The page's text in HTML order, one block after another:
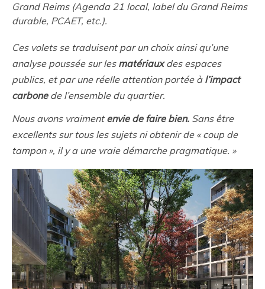
Grand Reims (Agenda 21 local, label du Grand Reims
durable, PCAET, etc.).
Ces volets se traduisent par un choix ainsi qu’une
analyse poussée sur les matériauxdes espaces
publics, et par une réelle attention portée à l’impact
carbone de l’ensemble du quartier.
Nous avons vraimentenvie de faire bien. Sans être
excellents sur tous les sujets ni obtenir de « coup de
tampon », il y a une vraie démarche pragmatique. »